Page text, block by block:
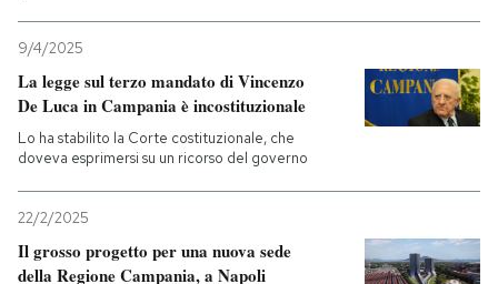
9/4/2025
La legge sul terzo mandato di Vincenzo
De Luca in Campania è incostituzionale
Lo ha stabilito la Corte costituzionale, che
doveva esprimersi su un ricorso del governo
22/2/2025
Il grosso progetto per una nuova sede
della Regione Campania, a Napoli